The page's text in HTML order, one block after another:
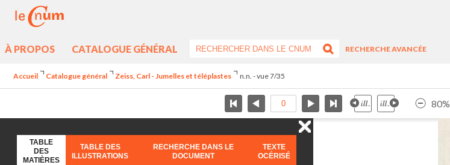
À PROPOS CATALOGUE GÉNÉRAL
RECHERCHE AVANCÉE
Accueil Catalogue général Zeiss, Carl - Jumelles et téléplastes n.n. - vue 7/35
80%
TABLE
DES
MATIÈRES
TABLE DES
ILLUSTRATIONS
RECHERCHE DANS LE
DOCUMENT
TEXTE
OCÉRISÉ